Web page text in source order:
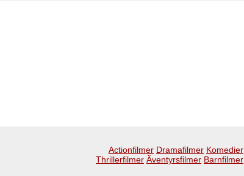
Actionfilmer Dramafilmer Komedier
Thrillerfilmer Äventyrsfilmer Barnfilmer